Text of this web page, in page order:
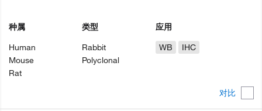
对比
种属
Human
Mouse
Rat
类型
Rabbit
Polyclonal
应用
WB
IHC